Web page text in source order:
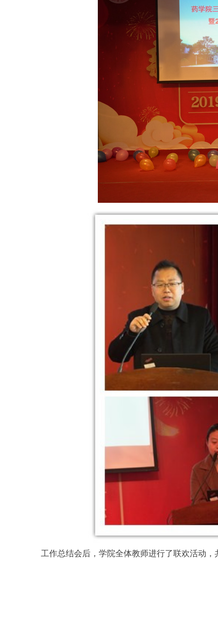
工作总结会后，学院全体教师进行了联欢活动，